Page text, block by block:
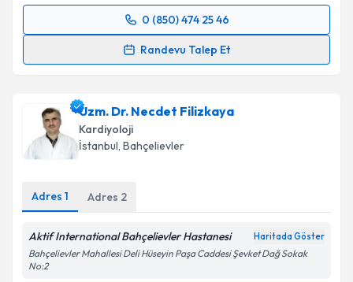
Takvim Talebini Gönder
0 (850) 474 25 46
Randevu Talep Et
Randevu Takvimi Talebi
için bir takvim hazırlandığında e-posta ile
bilgilendireceğiz.
E-posta Adresiniz
Kişisel verilerimin işlenmesine ilişkin
Aydınlatma
Metni'ni okudum ve kişisel verilerimin belirtilen
Uzm. Dr. Necdet Filizkaya
Kardiyoloji
İstanbul, Bahçelievler
Adres 1 Adres 2
Aktif International Bahçelievler Hastanesi Haritada Göster
Bahçelievler Mahallesi Deli Hüseyin Paşa Caddesi Şevket Dağ Sokak
No:2